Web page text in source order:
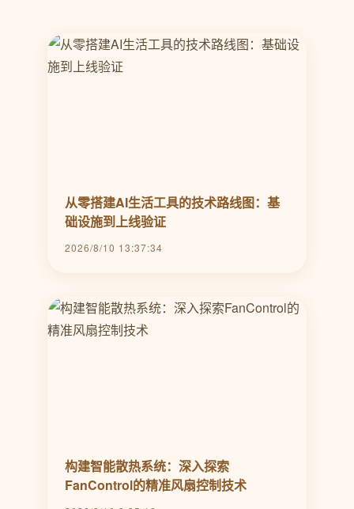
从零搭建AI生活工具的技术路线图：基
础设施到上线验证
2026/8/10 13:37:34
构建智能散热系统：深入探索
FanControl的精准风扇控制技术